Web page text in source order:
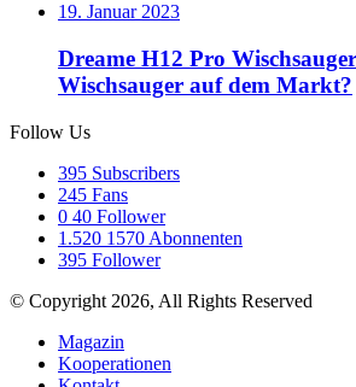
19. Januar 2023
Dreame H12 Pro
Wischsauger auf dem Markt?
Follow Us
395 Subscribers
245 Fans
0 40 Follower
1.520 1570 Abonnenten
395 Follower
© Copyright 2026, All Rights Reserved
Magazin
Kooperationen